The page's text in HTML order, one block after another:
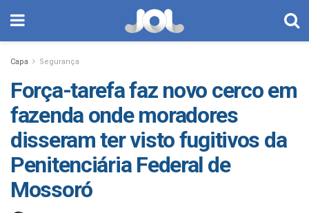
Capa Segurança
Força-tarefa faz novo cerco em
fazenda onde moradores
disseram ter visto fugitivos da
Penitenciária Federal de
Mossoró